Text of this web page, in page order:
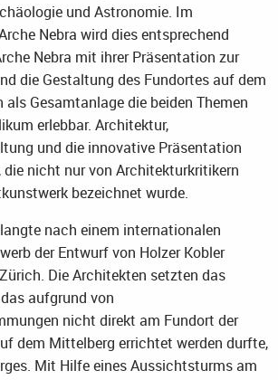
und Astronomie. Im
Nebra wird dies entsprechend
Nebra mit ihrer Präsentation zur
die Gestaltung des Fundortes auf dem
Gesamtanlage die beiden Themen
erlebbar. Architektur,
und die innovative Präsentation
die nicht nur von Architekturkritikern
bezeichnet wurde.
nach einem internationalen
der Entwurf von Holzer Kobler
Die Architekten setzten das
aufgrund von
nicht direkt am Fundort der
dem Mittelberg errichtet werden durfte,
Mit Hilfe eines Aussichtsturms am